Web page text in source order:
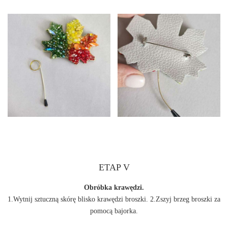
ETAP V
Obróbka krawędzi.
1.Wytnij sztuczną skórę blisko krawędzi broszki. 2.Zszyj brzeg broszki za
pomocą bajorka.